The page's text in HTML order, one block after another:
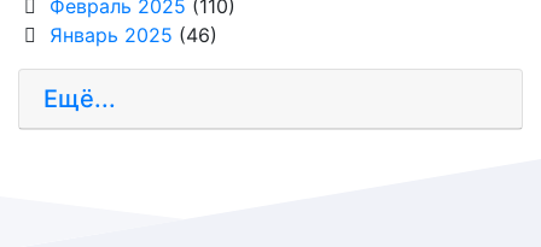
Февраль 2025 (110)
Январь 2025 (46)
Ещё...